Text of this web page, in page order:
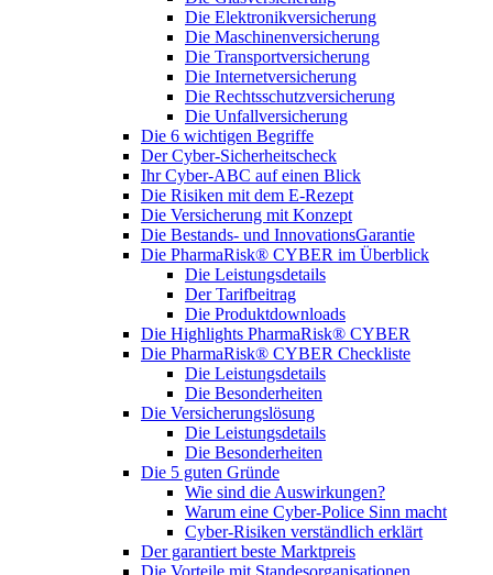
Die Elektronikversicherung
Die Maschinenversicherung
Die Transportversicherung
Die Internetversicherung
Die Rechtsschutzversicherung
Die Unfallversicherung
Die 6 wichtigen Begriffe
Der Cyber-Sicher­heits­check
Ihr Cyber-ABC auf einen Blick
Die Risiken mit dem E-Rezept
Die Versicherung mit Konzept
Die Bestands- und InnovationsGarantie
Die PharmaRisk® CYBER im Überblick
Die Leistungsdetails
Der Tarifbeitrag
Die Produktdownloads
Die Highlights PharmaRisk® CYBER
Die PharmaRisk® CYBER Checkliste
Die Leistungsdetails
Die Besonderheiten
Die Versicherungslösung
Die Leistungsdetails
Die Besonderheiten
Die 5 guten Gründe
Wie sind die Auswirkungen?
Warum eine Cyber-Police Sinn macht
Cyber-Risiken verständlich erklärt
Der garantiert beste Marktpreis
Die Vorteile mit Standesorganisationen